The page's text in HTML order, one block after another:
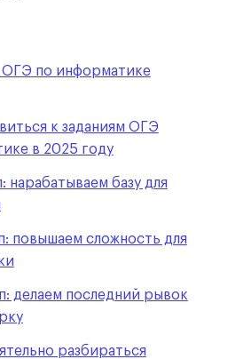
ОГЭ по информатике
к заданиям ОГЭ
в 2025 году
нарабатываем базу для
повышаем сложность для
делаем последний рывок
разбираться